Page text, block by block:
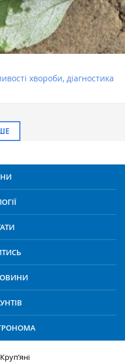
хвороби, діагностика
Круп’яні